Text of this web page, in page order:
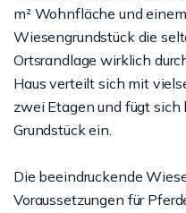
m² Wohnfläche und
Wiesengrundstück die
Ortsrandlage wirklich
Haus verteilt sich mit
zwei Etagen und fügt
Grundstück ein.
Die beeindruckende
Voraussetzungen für